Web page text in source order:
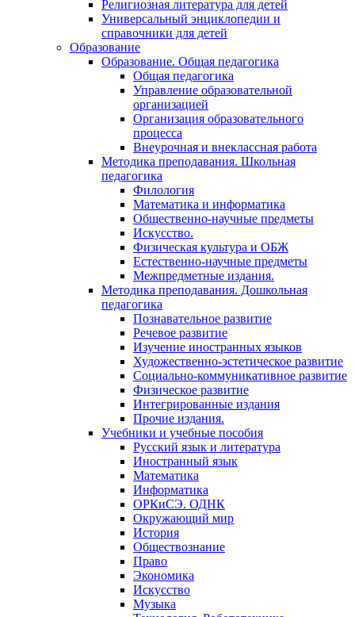
Религиозная литература для детей
Универсальный энциклопедии и
справочники для детей
Образование
Образование. Общая педагогика
Общая педагогика
Управление образовательной
организацией
Организация образовательного
процесса
Внеурочная и внеклассная работа
Методика преподавания. Школьная
педагогика
Филология
Математика и информатика
Общественно-научные предметы
Искусство.
Физическая культура и ОБЖ
Естественно-научные предметы
Межпредметные издания.
Методика преподавания. Дошкольная
педагогика
Познавательное развитие
Речевое развитие
Изучение иностранных языков
Художественно-эстетическое развитие
Социально-коммуникативное развитие
Физическое развитие
Интегрированные издания
Прочие издания.
Учебники и учебные пособия
Русский язык и литература
Иностранный язык
Математика
Информатика
ОРКиСЭ. ОДНК
Окружающий мир
История
Обществознание
Право
Экономика
Искусство
Музыка